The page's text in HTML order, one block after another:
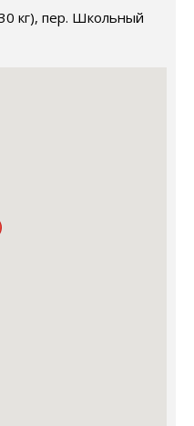
кг), пер. Школьный